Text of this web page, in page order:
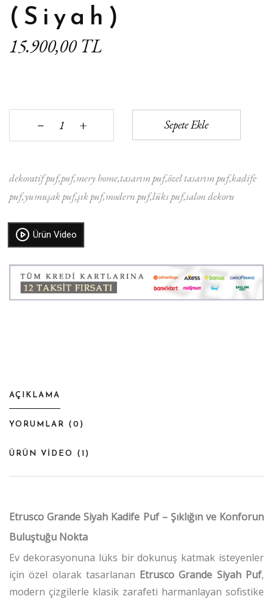
(Siyah)
15.900,00 TL
‒ + Sepete Ekle
dekoratif puf puf mery hometasarım pufözel tasarım pufkadife
puf yumuşak pufşık puf modern puflüks pufsalon dekoru
Ürün Video
AÇIKLAMA
YORUMLAR ( 0 )
ÜRÜN VİDEO ( 1 )
Etrusco Grande Siyah Kadife Puf – Şıklığın ve Konforun
Buluştuğu Nokta
Ev dekorasyonuna lüks bir dokunuş katmak isteyenler
için özel olarak tasarlanan Etrusco Grande Siyah Puf,
modern çizgilerle klasik zarafeti harmanlayan sofistike